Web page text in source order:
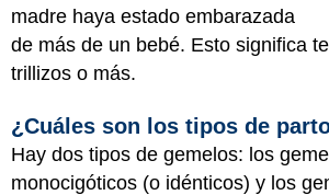
madre haya estado embarazada
de más de un bebé. Esto significa
trillizos o más.
¿Cuáles son los tipos de
Hay dos tipos de gemelos: los
monocigóticos (o idénticos) y los